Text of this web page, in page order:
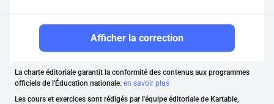
Afficher la correction
La charte éditoriale garantit la conformité des contenus aux programmes
officiels de l'Éducation nationale. en savoir plus
Les cours et exercices sont rédigés par l'équipe éditoriale de Kartable,